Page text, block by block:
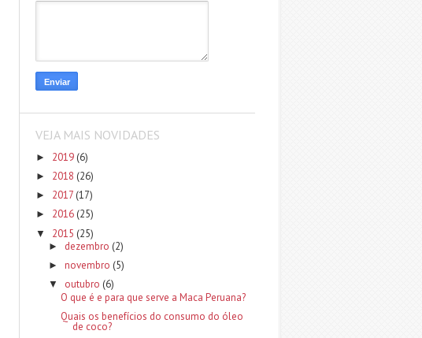
VEJA MAIS NOVIDADES
► 2019 (6)
► 2018 (26)
► 2017 (17)
► 2016 (25)
▼ 2015 (25)
► dezembro (2)
► novembro (5)
▼ outubro (6)
O que é e para que serve a Maca Peruana?
Quais os benefícios do consumo do óleo
de coco?